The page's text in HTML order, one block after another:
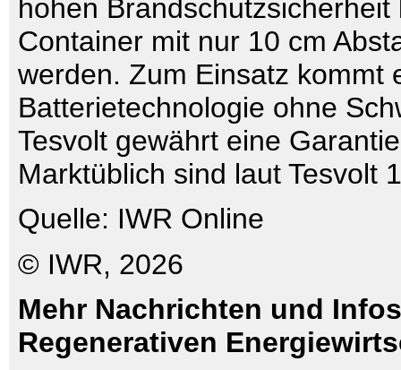
hohen Brandschutzsicherheit
Container mit nur 10 cm
werden. Zum Einsatz kommt
Batterietechnologie ohne
Tesvolt gewährt eine
Marktüblich sind laut Tesvolt
Quelle: IWR Online
© IWR, 2026
Mehr Nachrichten und
Regenerativen